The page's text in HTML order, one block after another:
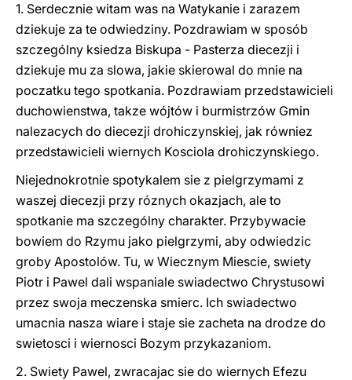
1. Serdecznie witam was na Watykanie i zarazem
dziekuje za te odwiedziny. Pozdrawiam w sposób
szczególny ksiedza Biskupa - Pasterza diecezji i
dziekuje mu za slowa, jakie skierowal do mnie na
poczatku tego spotkania. Pozdrawiam przedstawicieli
duchowienstwa, takze wójtów i burmistrzów Gmin
nalezacych do diecezji drohiczynskiej, jak równiez
przedstawicieli wiernych Kosciola drohiczynskiego.
Niejednokrotnie spotykalem sie z pielgrzymami z
waszej diecezji przy róznych okazjach, ale to
spotkanie ma szczególny charakter. Przybywacie
bowiem do Rzymu jako pielgrzymi, aby odwiedzic
groby Apostolów. Tu, w Wiecznym Miescie, swiety
Piotr i Pawel dali wspaniale swiadectwo Chrystusowi
przez swoja meczenska smierc. Ich swiadectwo
umacnia nasza wiare i staje sie zacheta na drodze do
swietosci i wiernosci Bozym przykazaniom.
2. Swiety Pawel, zwracajac sie do wiernych Efezu